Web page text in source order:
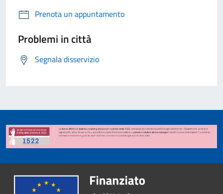
Prenota un appuntamento
Problemi in città
Segnala disservizio